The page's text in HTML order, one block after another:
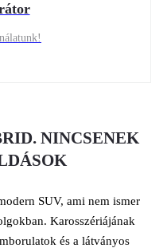
NINCSENEK
SUV, ami nem ismer
Karosszériájának
és a látványos